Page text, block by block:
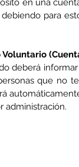
en una
para
deberá
que no
administración.